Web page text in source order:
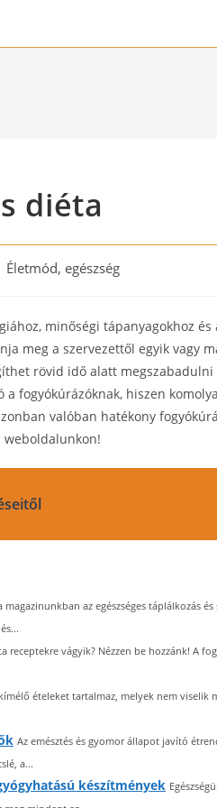
diéta
Életmód, egészség
minőségi tápanyagokhoz és
meg a szervezettől egyik vagy
rövid idő alatt
fogyókúrázóknak, hiszen
valóban hatékony
az egészséges táplálkozás
receptekre vágyik? Nézzen be hozzánk! A
ételeket tartalmaz, melyek nem viselik
Az emésztés és gyomor állapot javító
a...
készítmények